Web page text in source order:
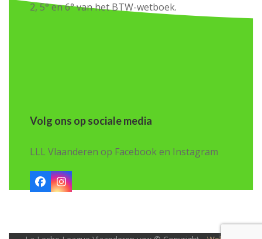
2, 5° en 6° van het BTW-wetboek.
Volg ons op sociale media
LLL Vlaanderen op Facebook en Instagram
FacebookInstagram